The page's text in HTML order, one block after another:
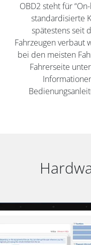
OBD2 steht für
standardisierte
spätestens seit
Fahrzeugen verbaut
bei den meisten
Fahrerseite